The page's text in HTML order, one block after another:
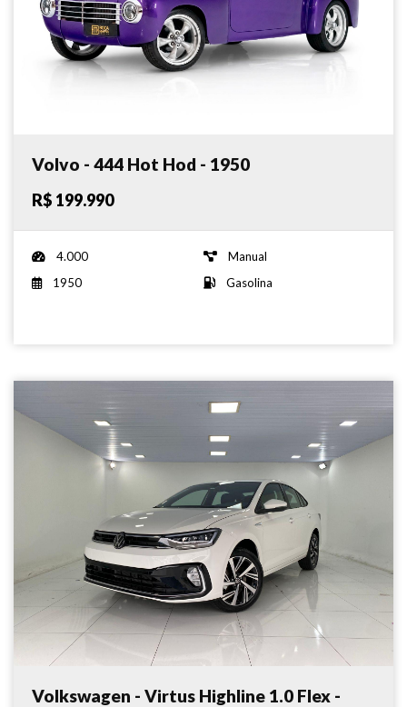
Volvo - 444 Hot Hod - 1950
R$ 199.990
4.000
Manual
1950
Gasolina
Volkswagen - Virtus Highline 1.0 Flex -